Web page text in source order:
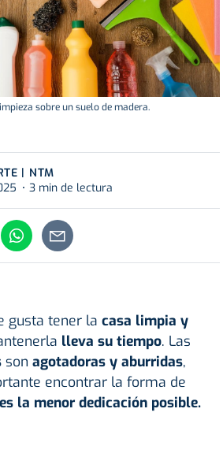
sobre un suelo de madera.
| NTM
3 min de lectura
gusta tener la casa limpia y
lleva su tiempo. Las
son agotadoras y aburridas,
encontrar la forma de
la menor dedicación posible.